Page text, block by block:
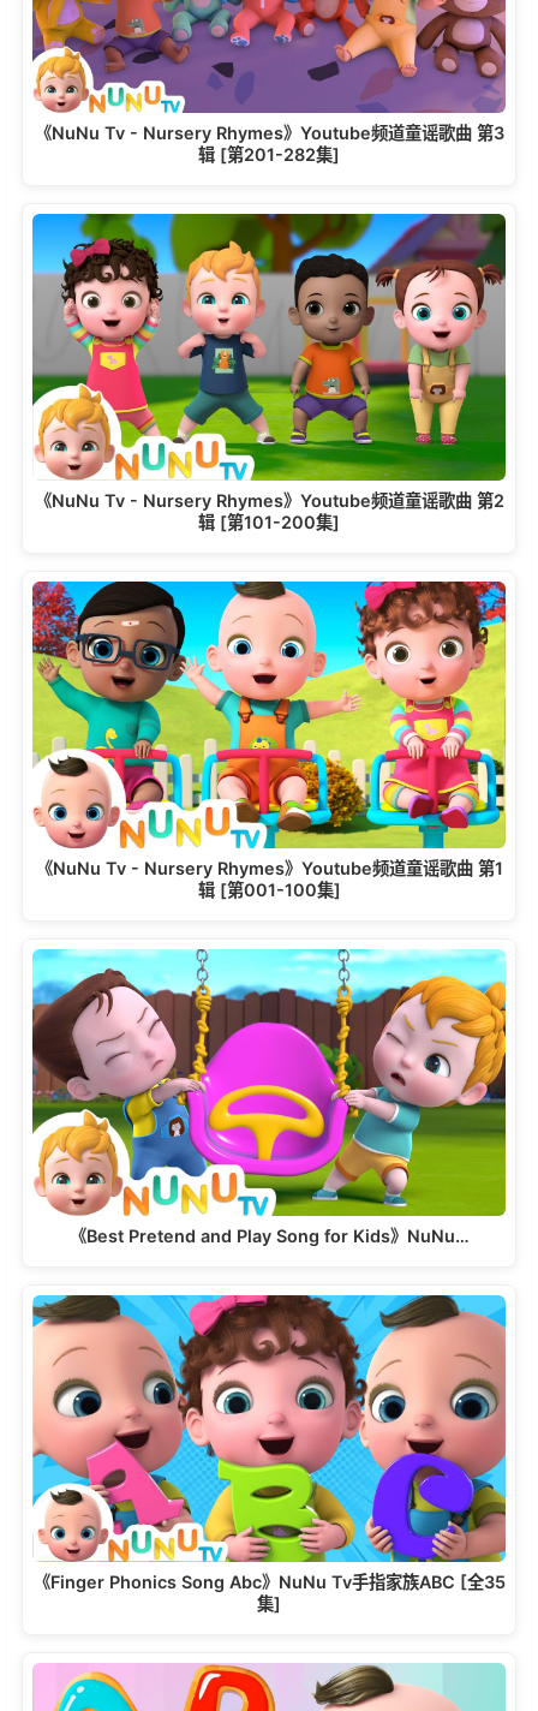
《NuNu Tv - Nursery Rhymes》Youtube频道童谣歌曲 第3
辑 [第201-282集]
《NuNu Tv - Nursery Rhymes》Youtube频道童谣歌曲 第2
辑 [第101-200集]
《NuNu Tv - Nursery Rhymes》Youtube频道童谣歌曲 第1
辑 [第001-100集]
《Best Pretend and Play Song for Kids》NuNu…
《Finger Phonics Song Abc》NuNu Tv手指家族ABC [全35
集]